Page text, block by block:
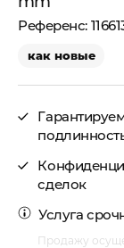
как новые
сделок
Услуга
Продажу